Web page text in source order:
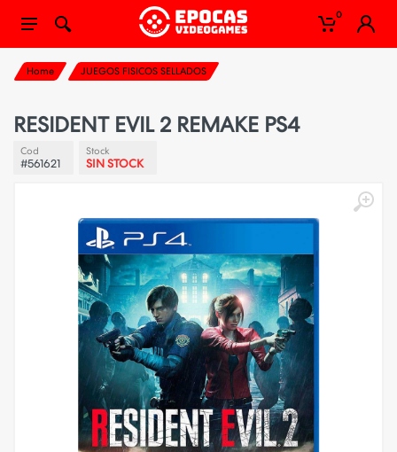
0
Home JUEGOS FISICOS SELLADOS
RESIDENT EVIL 2 REMAKE PS4
Cod
#561621
Stock
SIN STOCK